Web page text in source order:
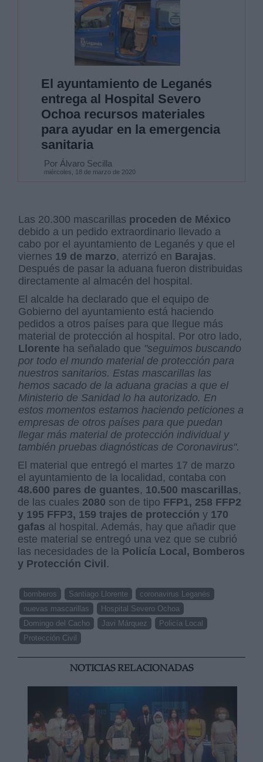
El ayuntamiento de Leganés
entrega al Hospital Severo
Ochoa recursos materiales
para ayudar en la emergencia
sanitaria
Por Álvaro Secilla
miércoles, 18 de marzo de 2020
Las 20.300 mascarillas proceden de México
debido a un pedido extraordinario llevado a
cabo por el ayuntamiento de Leganés y que el
viernes 19 de marzo, aterrizó en Barajas.
Después de pasar la aduana fueron distribuidas
directamente al almacén del hospital.
El alcalde ha declarado que el equipo de
Gobierno del ayuntamiento está haciendo
pedidos a otros países para que llegue más
material de protección al hospital. Por otro lado,
Llorente ha señalado que "seguimos buscando
por todo el mundo material de protección para
nuestros sanitarios. Estas mascarillas las
hemos sacado de la aduana gracias a que el
Ministerio de Sanidad lo ha autorizado. En
estos momentos estamos haciendo peticiones a
empresas de otros países para que puedan
llegar más material de protección individual y
también pruebas diagnósticas de Coronavirus".
El material que entregó el martes 17 de marzo
el ayuntamiento de la localidad, contaba con
48.600 pares de guantes, 10.500 mascarillas,
de las cuales 2080 son de tipo FFP1, 258 FFP2
y 195 FFP3, 159 trajes de protección y 170
gafas al hospital. Además, hay que añadir que
este material se entregó una vez que se cubrió
las necesidades de la Policía Local, Bomberos
y Protección Civil.
bomberos Santiago Llorente
coronavirus Leganés
nuevas mascarillas
Hospital Severo Ochoa
Domingo del Cacho
Javi Márquez
Policía Local
Protección Civil
NOTICIAS RELACIONADAS